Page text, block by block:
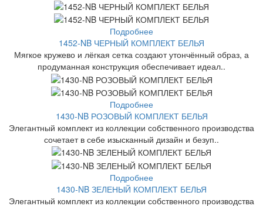
Подробнее
1452-NB ЧЕРНЫЙ КОМПЛЕКТ БЕЛЬЯ
Мягкое кружево и лёгкая сетка создают утончённый образ, а
продуманная конструкция обеспечивает идеал..
Подробнее
1430-NB РОЗОВЫЙ КОМПЛЕКТ БЕЛЬЯ
Элегантный комплект из коллекции собственного производства
сочетает в себе изысканный дизайн и безуп..
Подробнее
1430-NB ЗЕЛЕНЫЙ КОМПЛЕКТ БЕЛЬЯ
Элегантный комплект из коллекции собственного производства